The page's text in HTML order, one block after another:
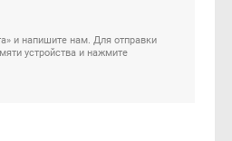
и напишите нам. Для отправки
устройства и нажмите